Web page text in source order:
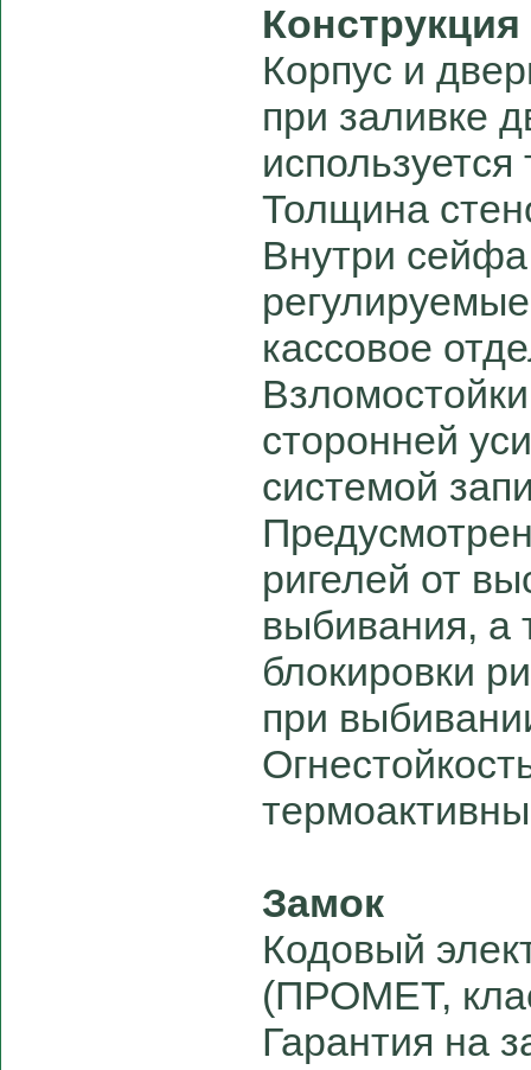
Конструкция
Корпус и
при заливке
Толщина
Внутри
кассовое
сторонней
системой
ригелей от
выбивания, а
блокировки
при
Замок
Кодовый
(ПРОМЕТ,
Гарантия на